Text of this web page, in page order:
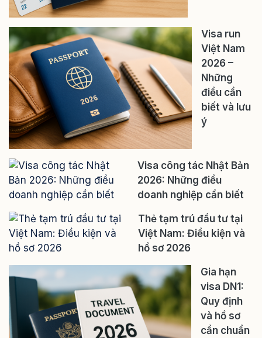
Visa run
Việt Nam
2026 –
Những
điều cần
biết và lưu
ý
Visa công tác Nhật Bản
2026: Những điều
doanh nghiệp cần biết
Thẻ tạm trú đầu tư tại
Việt Nam: Điều kiện và
hồ sơ 2026
Gia hạn
visa DN1:
Quy định
và hồ sơ
cần chuẩn